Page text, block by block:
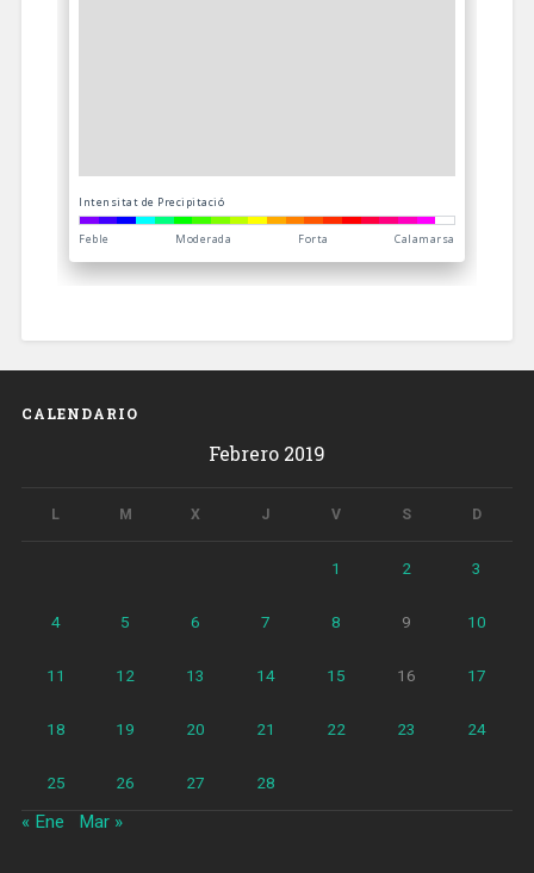
CALENDARIO
Febrero 2019
L M X J V S D
1 2 3
4 5 6 7 8 9 10
11 12 13 14 15 16 17
18 19 20 21 22 23 24
25 26 27 28
« Ene Mar »